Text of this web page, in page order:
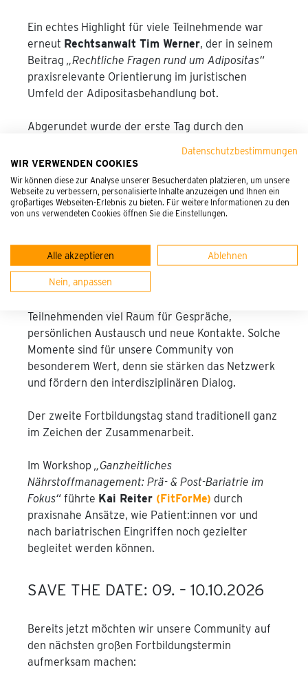
Datenschutzbestimmungen
WIR VERWENDEN COOKIES
Wir können diese zur Analyse unserer Besucherdaten platzieren, um unsere
Webseite zu verbessern, personalisierte Inhalte anzuzeigen und Ihnen ein
großartiges Webseiten-Erlebnis zu bieten. Für weitere Informationen zu den
von uns verwendeten Cookies öffnen Sie die Einstellungen.
Alle akzeptieren Ablehnen
Nein, anpassen
Ein echtes Highlight für viele Teilnehmende war
erneut Rechtsanwalt Tim Werner, der in seinem
Beitrag „Rechtliche Fragen rund um Adipositas“
praxisrelevante Orientierung im juristischen
Umfeld der Adipositasbehandlung bot.
Abgerundet wurde der erste Tag durch den
„Kinder und Adipositas – wann macht welche
Therapie Sinn?“ein tiefgreifendes Verständnis für
die besonderen Herausforderungen in der
pädiatrischen Adipositas vermittelte.
AUSTAUSCH, VERNETZUNG UND
GEMEINSAMES LERNEN
Teilnehmenden viel Raum für Gespräche,
persönlichen Austausch und neue Kontakte. Solche
Momente sind für unsere Community von
besonderem Wert, denn sie stärken das Netzwerk
und fördern den interdisziplinären Dialog.
Der zweite Fortbildungstag stand traditionell ganz
im Zeichen der Zusammenarbeit.
Im Workshop „Ganzheitliches
Nährstoffmanagement: Prä- & Post-Bariatrie im
Fokus“ führte Kai Reiter (FitForMe) durch
praxisnahe Ansätze, wie Patient:innen vor und
nach bariatrischen Eingriffen noch gezielter
begleitet werden können.
SAVE THE DATE: 09. – 10.10.2026
Bereits jetzt möchten wir unsere Community auf
den nächsten großen Fortbildungstermin
aufmerksam machen: